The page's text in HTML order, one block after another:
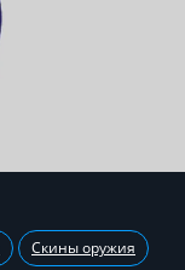
Скины оружия